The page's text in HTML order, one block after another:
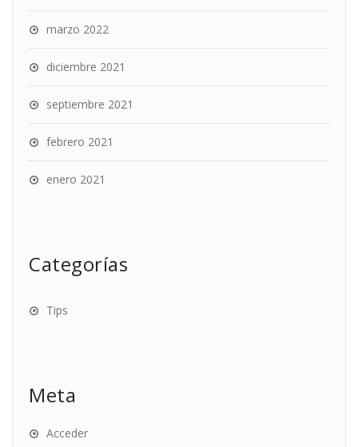
marzo 2022
diciembre 2021
septiembre 2021
febrero 2021
enero 2021
Categorías
Tips
Meta
Acceder